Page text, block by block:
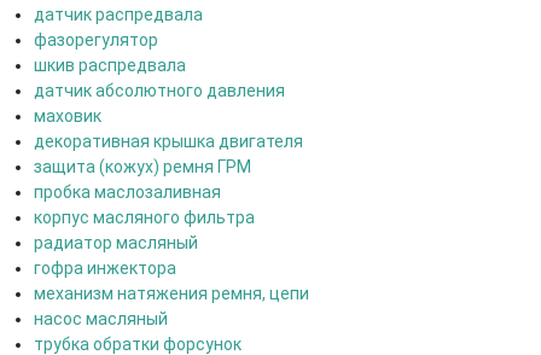
датчик распредвала
фазорегулятор
шкив распредвала
датчик абсолютного давления
маховик
декоративная крышка двигателя
защита (кожух) ремня ГРМ
пробка маслозаливная
корпус масляного фильтра
радиатор масляный
гофра инжектора
механизм натяжения ремня, цепи
насос масляный
трубка обратки форсунок